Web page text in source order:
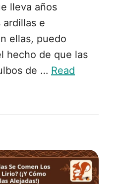
lleva años
ardillas e
ellas, puedo
hecho de que las
de … Read